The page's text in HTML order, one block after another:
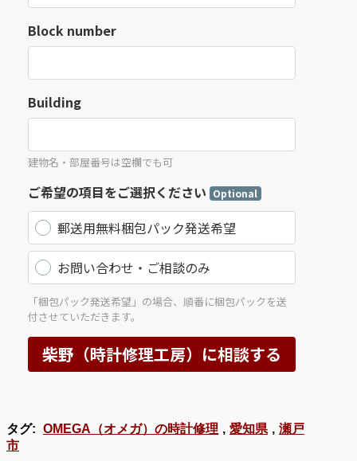
タグ: OMEGA（オメガ）の時計修理 , 愛知県 , 瀬戸
市